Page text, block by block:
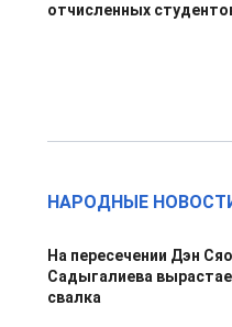
отчисленных
НАРОДНЫЕ
На пересечении Дэн
Садыгалиева
свалка